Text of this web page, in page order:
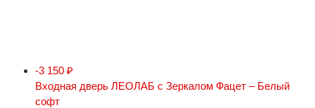
-3 150 ₽
Входная дверь ЛЕОЛАБ с Зеркалом Фацет – Белый
софт